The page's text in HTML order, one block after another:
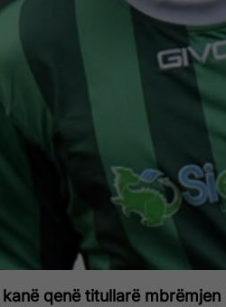
qenë titullarë